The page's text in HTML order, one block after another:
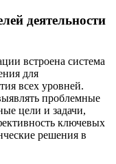
деятельности
встроена система
для
всех уровней.
проблемные
цели и задачи,
ключевых
решения в